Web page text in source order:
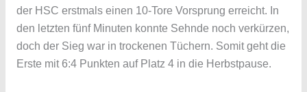
der HSC erstmals einen 10-Tore Vorsprung erreicht. In
den letzten fünf Minuten konnte Sehnde noch verkürzen,
doch der Sieg war in trockenen Tüchern. Somit geht die
Erste mit 6:4 Punkten auf Platz 4 in die Herbstpause.